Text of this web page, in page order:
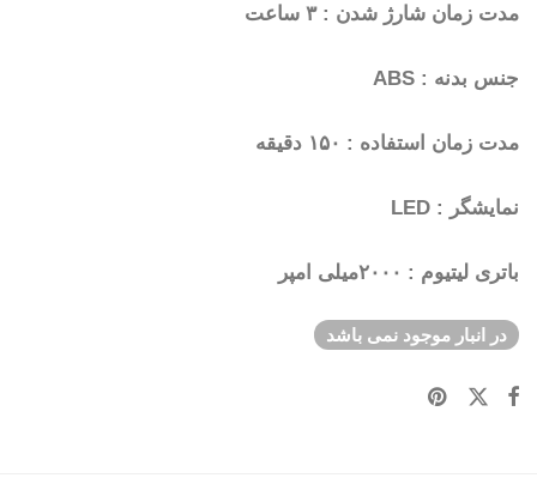
مدت زمان شارژ شدن : ۳ ساعت
جنس بدنه : ABS
مدت زمان استفاده : ۱۵۰ دقیقه
نمایشگر : LED
باتری لیتیوم : ۲۰۰۰میلی امپر
در انبار موجود نمی باشد